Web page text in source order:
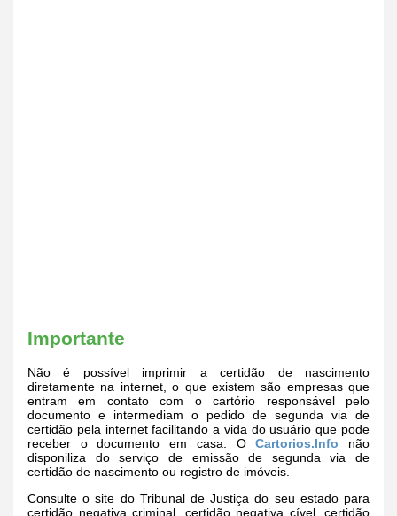
Importante
Não é possível imprimir a certidão de nascimento
diretamente na internet, o que existem são empresas que
entram em contato com o cartório responsável pelo
documento e intermediam o pedido de segunda via de
certidão pela internet facilitando a vida do usuário que pode
receber o documento em casa. OCartorios.Info não
disponiliza do serviço de emissão de segunda via de
certidão de nascimento ou registro de imóveis.
Consulte o site do Tribunal de Justiça do seu estado para
certidão negativa criminal, certidão negativa cível, certidão